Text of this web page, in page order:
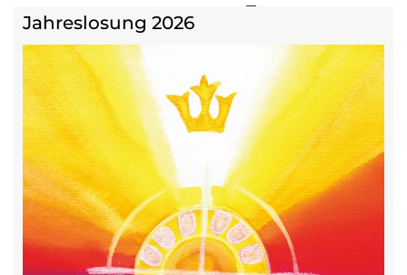
Jahreslosung 2026